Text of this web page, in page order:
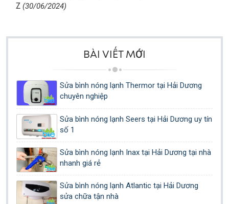
Z (30/06/2024)
BÀI VIẾT MỚI
Sửa bình nóng lạnh Thermor tại Hải Dương
chuyên nghiệp
Sửa bình nóng lạnh Seers tại Hải Dương uy tín
số 1
Sửa bình nóng lạnh Inax tại Hải Dương tại nhà
nhanh giá rẻ
Sửa bình nóng lạnh Atlantic tại Hải Dương
sửa chữa tận nhà